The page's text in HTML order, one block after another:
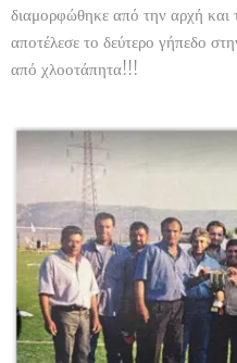
διαμορφώθηκε από την αρχή
αποτέλεσε το δεύτερο γήπεδο
από χλοοτάπητα!!!